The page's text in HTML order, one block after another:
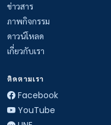
ข่าวสาร
ภาพกิจกรรม
ดาวน์โหลด
เกี่ยวกับเรา
ติดตามเรา
Facebook
YouTube